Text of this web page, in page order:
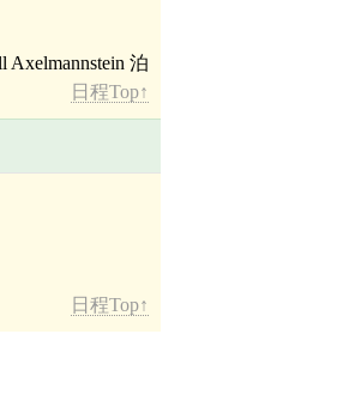
日程Top↑
日程Top↑